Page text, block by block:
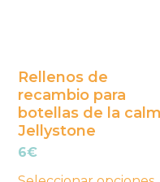
Rellenos de
recambio para
botellas de la
Jellystone
6€
se
pueden
elegir
en